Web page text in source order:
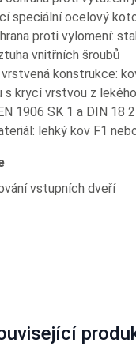
speciální ocelový
proti vylomení:
vnitřních šroubů
konstrukce:
krycí vrstvou z
1906 SK 1 a DIN 18
lehký kov F1
vstupních dveří